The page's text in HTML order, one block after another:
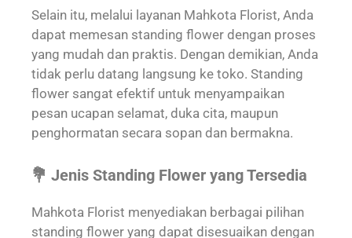
Selain itu, melalui layanan Mahkota Florist, Anda
dapat memesan standing flower dengan proses
yang mudah dan praktis. Dengan demikian, Anda
tidak perlu datang langsung ke toko. Standing
flower sangat efektif untuk menyampaikan
pesan ucapan selamat, duka cita, maupun
penghormatan secara sopan dan bermakna.
💐 Jenis Standing Flower yang Tersedia
Mahkota Florist menyediakan berbagai pilihan
standing flower yang dapat disesuaikan dengan